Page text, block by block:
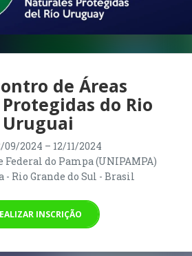
de Áreas
do Rio
Uruguai
09/2024 – 12/11/2024
do Pampa (UNIPAMPA)
- Rio Grande do Sul - Brasil
INSCRIÇÃO